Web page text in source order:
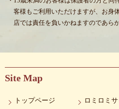
客様もご利用いただけますが、お身
店では責任を負いかねますのであら
Site Map
トップページ
ロミロミ